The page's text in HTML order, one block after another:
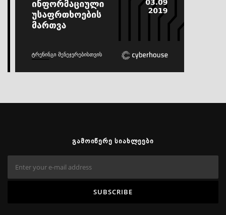
ᲒᲐᲛᲝᲘᲬᲔᲠᲔ ᲡᲘᲐᲮᲚᲔᲔᲑᲘ